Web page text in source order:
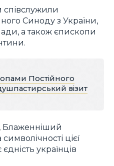
співслужили
Синоду з України,
а також єпископи
Постійного
візит
Блаженніший
цієї
українців